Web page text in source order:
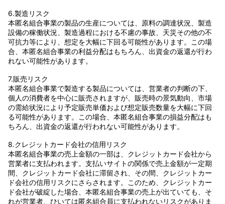
6.製造リスク
本匿名組合事業の製品の生産については、原料の調達状況、製造
設備の稼働状況、製造過程における不慮の事故、天災その他の不
可抗力等により、想定を大幅に下回る可能性があります。この場
合、本匿名組合事業の利益分配はもちろん、出資金の返還が行わ
れない可能性があります。
7.販売リスク
本匿名組合事業で製造する製品については、営業者の判断の下、
個人の消費者を中心に販売されますが、販売時の景気動向、市場
の需給状況により予定販売単価および想定販売数量を大幅に下回
る可能性があります。この場合、本匿名組合事業の損益分配はも
ちろん、出資金の返還が行われない可能性があります。
8.クレジットカード会社の信用リスク
本匿名組合事業の売上金額の一部は、クレジットカード会社から
営業者に支払われます。支払いサイトの関係で売上金額が一定期
間、クレジットカード会社に滞留され、その間、クレジットカー
ド会社の信用リスクにさらされます。このため、クレジットカー
ド会社が破綻した場合、本匿名組合事業の売上が出ていても、そ
れが営業者、ひいては匿名組合員に支払われないリスクがありま